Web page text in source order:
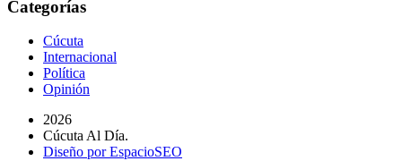
Categorías
Cúcuta
Internacional
Política
Opinión
2026
Cúcuta Al Día.
Diseño por EspacioSEO